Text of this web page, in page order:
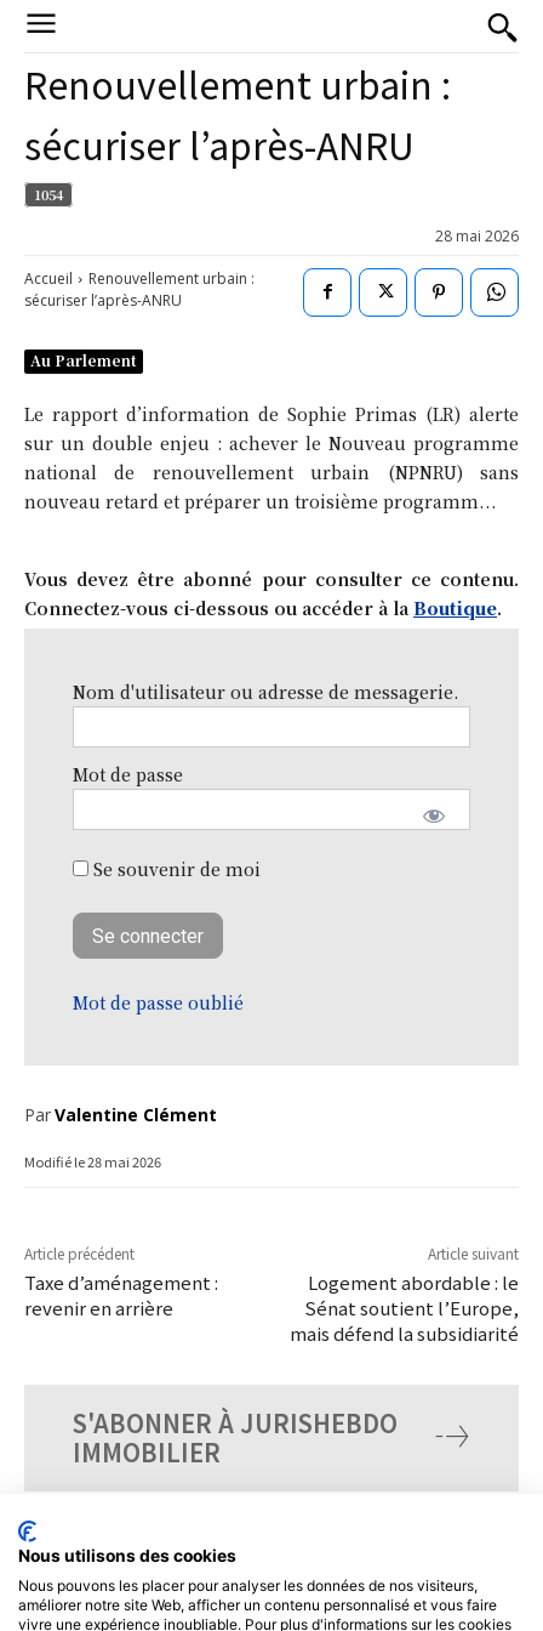
Renouvellement urbain :
sécuriser l’après-ANRU
1054
28 mai 2026
Accueil
Renouvellement urbain :
sécuriser l’après-ANRU
Au Parlement
Le rapport d’information de Sophie Primas (LR) alerte
sur un double enjeu : achever le Nouveau programme
national de renouvellement urbain (NPNRU) sans
nouveau retard et préparer un troisième programm...
Vous devez être abonné pour consulter ce contenu.
Connectez-vous ci-dessous ou accéder à la Boutique.
Nom d'utilisateur ou adresse de messagerie.
Mot de passe
Se souvenir de moi
Mot de passe oublié
ParValentine Clément
Modifié le28 mai 2026
Article précédent
Taxe d’aménagement :
revenir en arrière
Article suivant
Logement abordable : le
Sénat soutient l’Europe,
mais défend la subsidiarité
S'ABONNER À JURISHEBDO
IMMOBILIER
Nous utilisons des cookies
Nous pouvons les placer pour analyser les données de nos visiteurs,
améliorer notre site Web, afficher un contenu personnalisé et vous faire
vivre une expérience inoubliable. Pour plus d'informations sur les cookies